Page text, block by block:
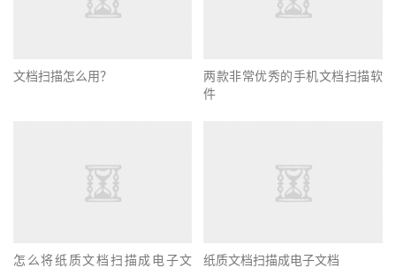
文档扫描怎么用？
两款非常优秀的手机文档扫描软
件
怎么将纸质文档扫描成电子文
纸质文档扫描成电子文档